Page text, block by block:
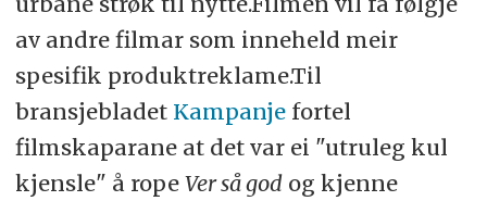
av andre filmar som inneheld meir
spesifik produktreklame.Til
bransjebladet Kampanjefortel
filmskaparane at det var ei "utruleg kul
kjensle" å rope Ver så godog kjenne